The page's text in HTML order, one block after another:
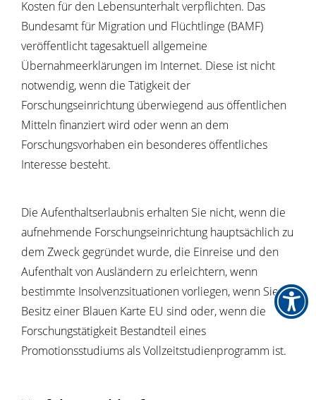
Kosten für den Lebensunterhalt verpflichten. Das
Bundesamt für Migration und Flüchtlinge (BAMF)
veröffentlicht tagesaktuell allgemeine
Übernahmeerklärungen im Internet. Diese ist nicht
notwendig, wenn die Tätigkeit der
Forschungseinrichtung überwiegend aus öffentlichen
Mitteln finanziert wird oder wenn an dem
Forschungsvorhaben ein besonderes öffentliches
Interesse besteht.
Die Aufenthaltserlaubnis erhalten Sie nicht, wenn die
aufnehmende Forschungseinrichtung hauptsächlich zu
dem Zweck gegründet wurde, die Einreise und den
Aufenthalt von Ausländern zu erleichtern, wenn
bestimmte Insolvenzsituationen vorliegen, wenn Sie im
Besitz einer Blauen Karte EU sind oder, wenn die
Forschungstätigkeit Bestandteil eines
Promotionsstudiums als Vollzeitstudienprogramm ist.